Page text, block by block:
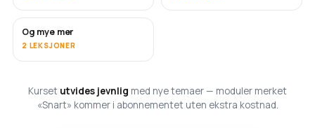
SNART
Og mye mer
2 LEKSJONER
Kurset utvides jevnlig med nye temaer — moduler merket
«Snart» kommer i abonnementet uten ekstra kostnad.